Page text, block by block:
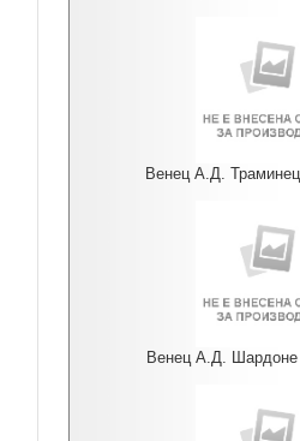
Венец А.Д.
Венец А.Д. Шардоне